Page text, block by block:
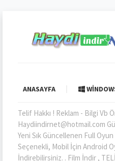
ANASAYFA
Telif Hakkı ! Reklam - Bilgi Vb
Haydiindirnet@hotmail.com
Yeni Sık Güncellenen Full
Seçenekli, Mobil İçin Android
İndirebilirsiniz. . Film İndir ,